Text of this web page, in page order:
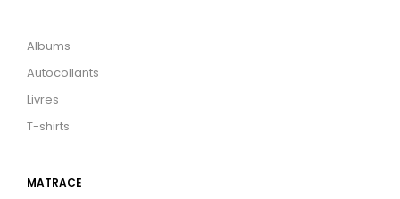
Albums
Autocollants
Livres
T-shirts
MATRACE